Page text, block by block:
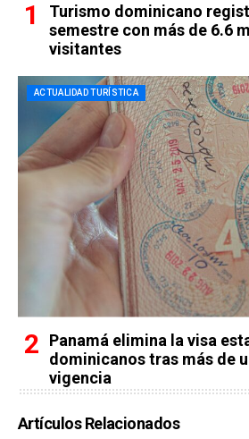
Turismo dominicano
semestre con más de 6.6
visitantes
ACTUALIDAD TURÍSTICA
Panamá elimina la visa
dominicanos tras más de
vigencia
Artículos Relacionados